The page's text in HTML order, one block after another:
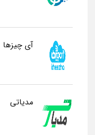
آی چیزها
مدیاتی